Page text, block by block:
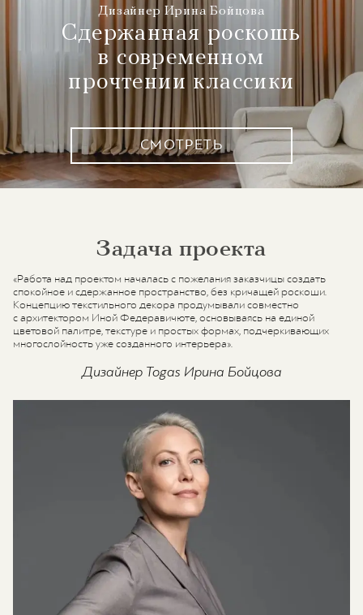
Дизайнер Ирина Бойцова
Сдержанная роскошь
в современном
прочтении классики
СМОТРЕТЬ
Задача проекта
«Работа над проектом началась с пожелания заказчицы создать
спокойное и сдержанное пространство, без кричащей роскоши.
Концепцию текстильного декора продумывали совместно
с архитектором Иной Федеравичюте, основываясь на единой
цветовой палитре, текстуре и простых формах, подчеркивающих
многослойность уже созданного интерьера».
Дизайнер Togas Ирина Бойцова